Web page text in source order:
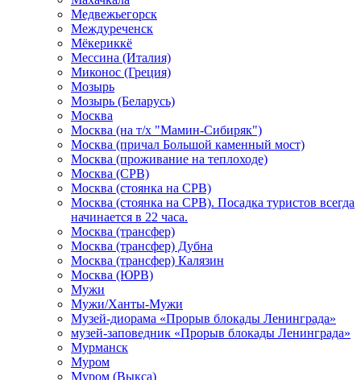
Медвежьегорск
Междуреченск
Мёкериккё
Мессина (Италия)
Миконос (Греция)
Мозырь
Мозырь (Беларусь)
Москва
Москва (на т/х "Мамин-Сибиряк")
Москва (причал Большой каменный мост)
Москва (проживание на теплоходе)
Москва (СРВ)
Москва (стоянка на СРВ)
Москва (стоянка на СРВ). Посадка туристов всегда
начинается в 22 часа.
Москва (трансфер)
Москва (трансфер) Дубна
Москва (трансфер) Калязин
Москва (ЮРВ)
Мужи
Мужи/Ханты-Мужи
Музей-диорама «Прорыв блокады Ленинграда»
музей-заповедник «Прорыв блокады Ленинграда»
Мурманск
Муром
Муром (Выкса)